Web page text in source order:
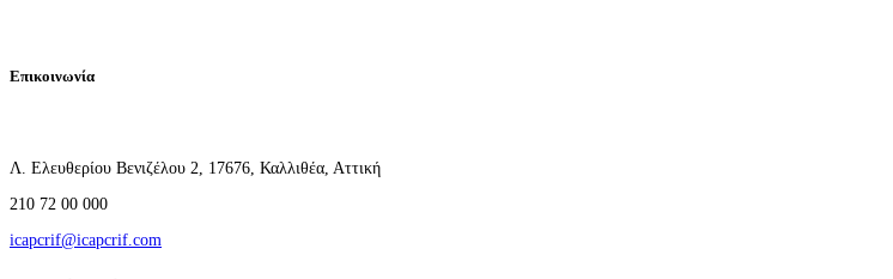
Επικοινωνία
Λ. Ελευθερίου Βενιζέλου 2, 17676, Καλλιθέα, Αττική
210 72 00 000
icapcrif@icapcrif.com